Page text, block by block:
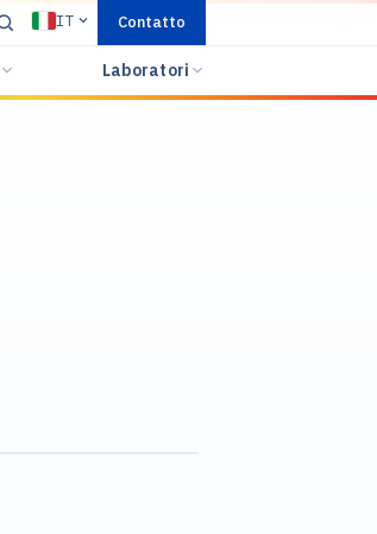
IT Contatto
Laboratori